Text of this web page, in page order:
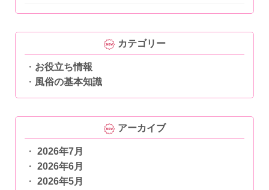
カテゴリー
お役立ち情報
風俗の基本知識
アーカイブ
2026年7月
2026年6月
2026年5月